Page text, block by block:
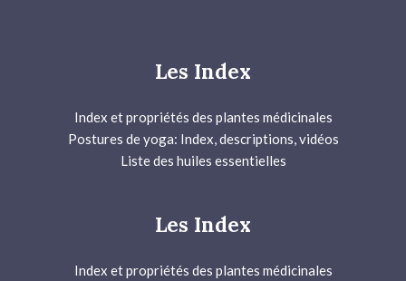
Les Index
Index et propriétés des plantes médicinales
Postures de yoga: Index, descriptions, vidéos
Liste des huiles essentielles
Les Index
Index et propriétés des plantes médicinales